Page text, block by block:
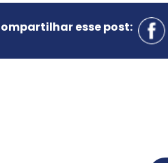
esse post: